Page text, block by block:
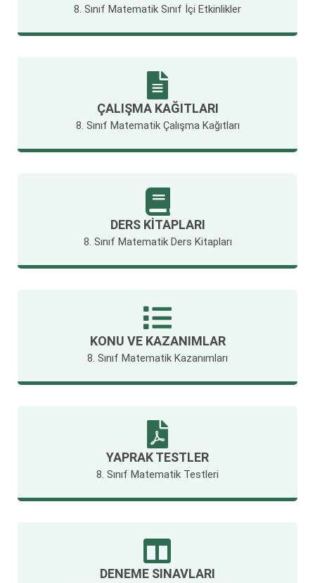
8. Sınıf Matematik Sınıf İçi Etkinlikler
ÇALIŞMA KAĞITLARI
8. Sınıf Matematik Çalışma Kağıtları
DERS KITAPLARI
8. Sınıf Matematik Ders Kitapları
KONU VE KAZANIMLAR
8. Sınıf Matematik Kazanımları
YAPRAK TESTLER
8. Sınıf Matematik Testleri
DENEME SINAVLARI